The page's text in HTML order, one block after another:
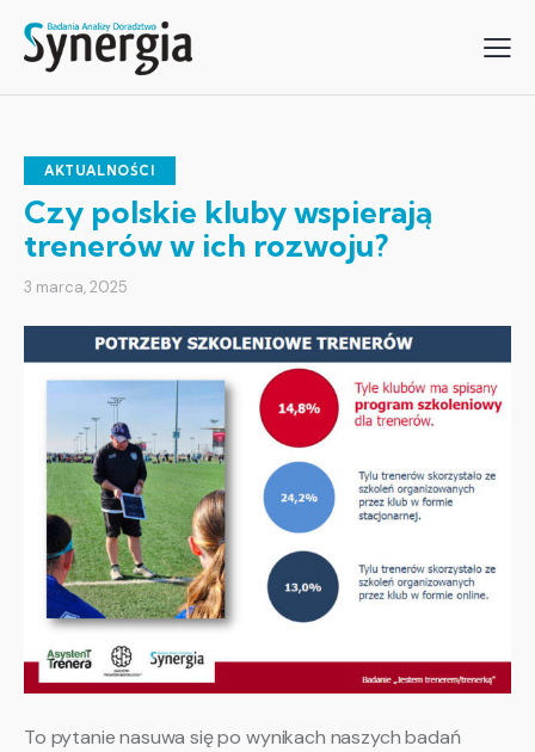
AKTUALNOŚCI
Czy polskie kluby wspierają
trenerów w ich rozwoju?
3 marca, 2025
To pytanie nasuwa się po wynikach naszych badań